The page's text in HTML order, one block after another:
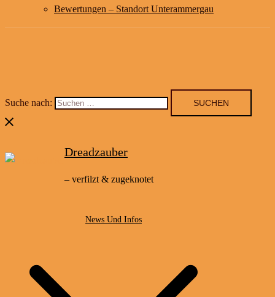
Bewertungen – Standort Unterammergau
Suche nach:
Dreadzauber
– verfilzt & zugeknotet
News Und Infos